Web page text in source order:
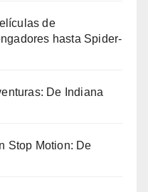
de
hasta Spider-
De Indiana
Stop Motion: De